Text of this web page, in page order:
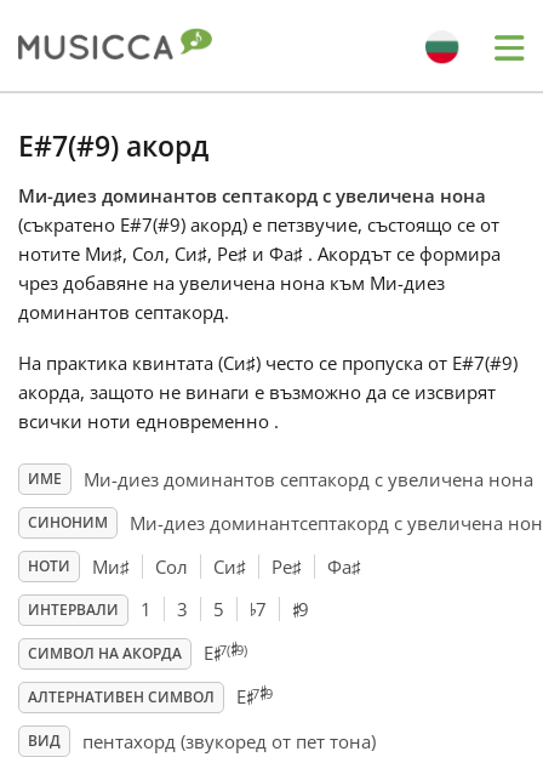
Български
Dansk
Deutsch
Español
Français
한국어
हिन्दी
E#7(#9) акорд
Ми-диез доминантов септакорд с увеличена нона
(съкратено E#7(#9) акорд) е петзвучие, състоящо се от
нотите Ми♯, Сол, Си♯, Ре♯ и Фа♯ . Акордът се формира
чрез добавяне на увеличена нона към Ми-диез
доминантов септакорд.
На практика квинтата (Си♯) често се пропуска от E#7(#9)
акорда, защото не винаги е възможно да се изсвирят
всички ноти едновременно .
ИМЕ Ми-диез доминантов септакорд с увеличена нона
СИНОНИМ Ми-диез доминантсептакорд с увеличена
НОТИ Ми♯ Сол Си♯ Ре♯ Фа♯
ИНТЕРВАЛИ 1 3 5 ♭7 ♯9
СИМВОЛ НА АКОРДА E♯7(♯9)
АЛТЕРНАТИВЕН СИМВОЛ E♯7♯9
ВИД пентахорд (звукоред от пет тона)